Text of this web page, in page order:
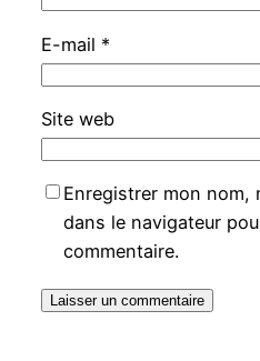
E-mail *
Site web
Enregistrer mon nom,
dans le navigateur
commentaire.